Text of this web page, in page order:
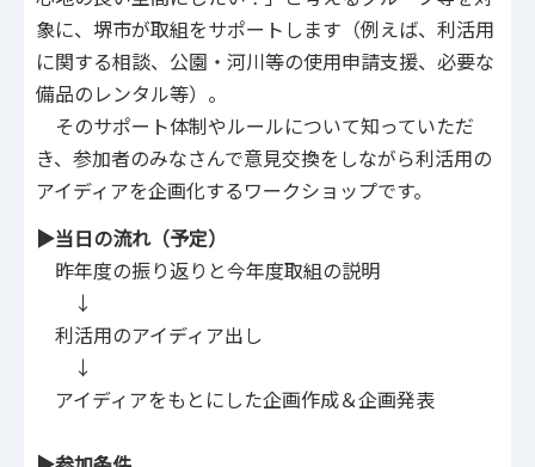
象に、堺市が取組をサポートします（例えば、利活用
に関する相談、公園・河川等の使用申請支援、必要な
備品のレンタル等）。
そのサポート体制やルールについて知っていただ
き、参加者のみなさんで意見交換をしながら利活用の
アイディアを企画化するワークショップです。
▶当日の流れ（予定）
昨年度の振り返りと今年度取組の説明
↓
利活用のアイディア出し
↓
アイディアをもとにした企画作成＆企画発表